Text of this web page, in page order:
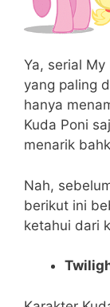
Ya, serial
yang paling
hanya
Kuda Poni
menarik
Nah,
berikut ini
ketahui dari